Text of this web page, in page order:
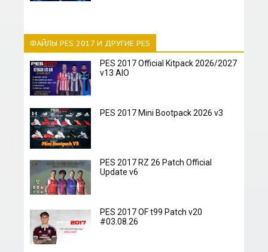
ФАЙЛЫ PES 2017 И ДРУГИЕ PES
PES 2017 Official Kitpack 2026/2027
v13 AIO
PES 2017 Mini Bootpack 2026 v3
PES 2017 RZ 26 Patch Official
Update v6
PES 2017 OF t99 Patch v20
#03.08.26